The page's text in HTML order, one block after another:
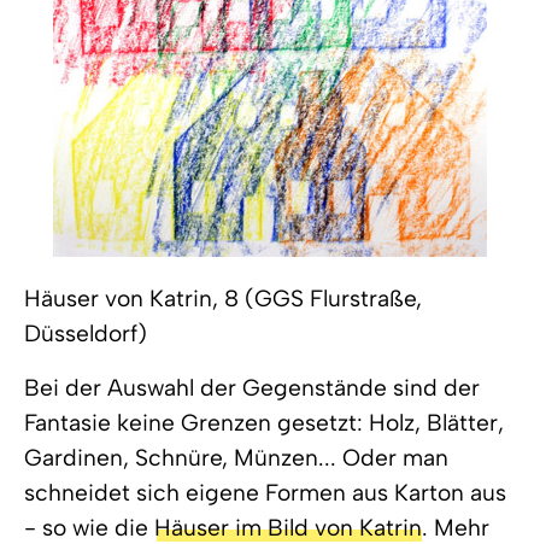
Häuser von Katrin, 8 (GGS Flurstraße,
Düsseldorf)
Bei der Auswahl der Gegenstände sind der
Fantasie keine Grenzen gesetzt: Holz, Blätter,
Gardinen, Schnüre, Münzen... Oder man
schneidet sich eigene Formen aus Karton aus
- so wie die Häuser im Bild von Katrin. Mehr